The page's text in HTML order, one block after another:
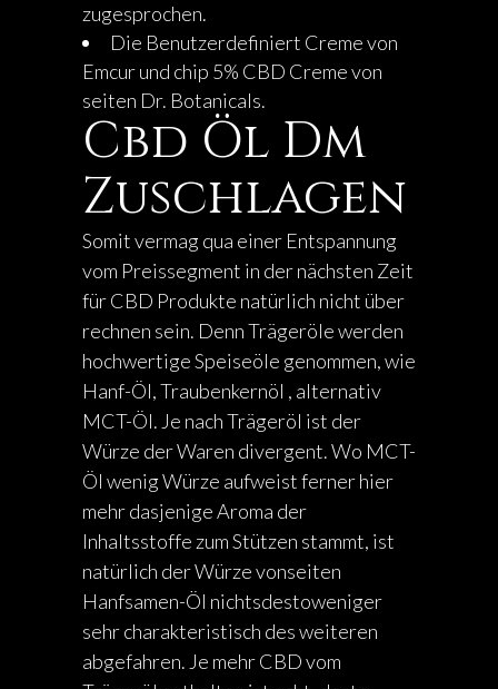
zugesprochen.
Die Benutzerdefiniert Creme von
Emcur und chip 5% CBD Creme von
seiten Dr. Botanicals.
Cbd Öl Dm
Zuschlagen
Somit vermag qua einer Entspannung
vom Preissegment in der nächsten Zeit
für CBD Produkte natürlich nicht über
rechnen sein. Denn Trägeröle werden
hochwertige Speiseöle genommen, wie
Hanf-Öl, Traubenkernöl , alternativ
MCT-Öl. Je nach Trägeröl ist der
Würze der Waren divergent. Wo MCT-
Öl wenig Würze aufweist ferner hier
mehr dasjenige Aroma der
Inhaltsstoffe zum Stützen stammt, ist
natürlich der Würze vonseiten
Hanfsamen-Öl nichtsdestoweniger
sehr charakteristisch des weiteren
abgefahren. Je mehr CBD vom